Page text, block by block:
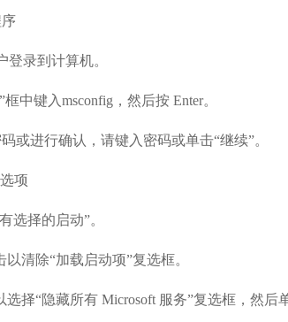
录到计算机。
键入msconfig，然后按 Enter。
进行确认，请键入密码或单击“继续”。
项
择的启动”。
清除“加载启动项”复选框。
“隐藏所有 Microsoft 服务”复选框，然后单